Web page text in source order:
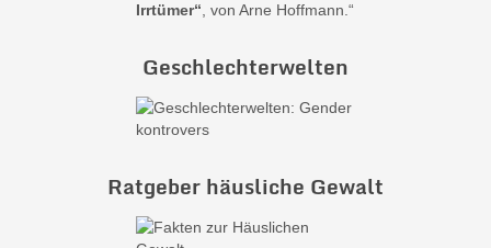
Irrtümer“ , von Arne Hoffmann.“
Geschlechterwelten
Ratgeber häusliche Gewalt